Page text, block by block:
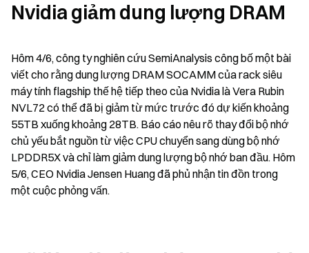
Nvidia giảm dung lượng DRAM
Hôm 4/6, công ty nghiên cứu SemiAnalysis công bố một bài
viết cho rằng dung lượng DRAM SOCAMM của rack siêu
máy tính flagship thế hệ tiếp theo của Nvidia là Vera Rubin
NVL72 có thể đã bị giảm từ mức trước đó dự kiến khoảng
55TB xuống khoảng 28TB. Báo cáo nêu rõ thay đổi bộ nhớ
chủ yếu bắt nguồn từ việc CPU chuyển sang dùng bộ nhớ
LPDDR5X và chỉ làm giảm dung lượng bộ nhớ ban đầu. Hôm
5/6, CEO Nvidia Jensen Huang đã phủ nhận tin đồn trong
một cuộc phỏng vấn.